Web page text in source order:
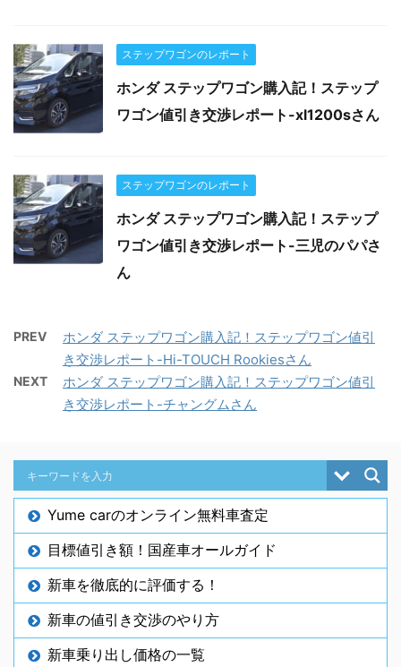
ステップワゴンのレポート
ホンダ ステップワゴン購入記！ステップ
ワゴン値引き交渉レポート-xl1200sさん
ステップワゴンのレポート
ホンダ ステップワゴン購入記！ステップ
ワゴン値引き交渉レポート-三児のパパさ
ん
PREV
ホンダ ステップワゴン購入記！ステップワゴン値引
き交渉レポート-Hi-TOUCH Rookiesさん
NEXT
ホンダ ステップワゴン購入記！ステップワゴン値引
き交渉レポート-チャングムさん
Yume carのオンライン無料車査定
目標値引き額！国産車オールガイド
新車を徹底的に評価する！
新車の値引き交渉のやり方
新車乗り出し価格の一覧